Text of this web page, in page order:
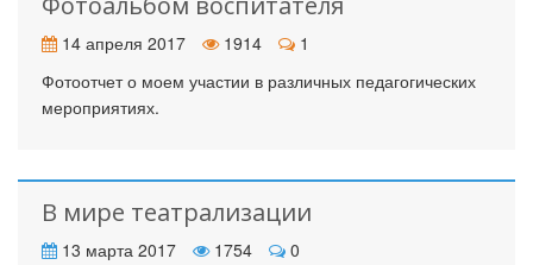
14 апреля 2017 1914
1
Фотоотчет о моем участии в различных педагогических
мероприятиях.
В мире театрализации
13 марта 2017 1754
0